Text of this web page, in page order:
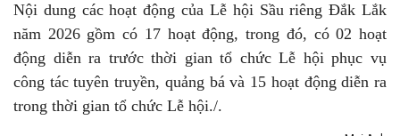
Nội dung các hoạt động của Lễ hội Sầu riêng Đắk Lắk
năm 2026 gồm có 17 hoạt động, trong đó, có 02 hoạt
động diễn ra trước thời gian tổ chức Lễ hội phục vụ
công tác tuyên truyền, quảng bá và 15 hoạt động diễn ra
trong thời gian tổ chức Lễ hội./.